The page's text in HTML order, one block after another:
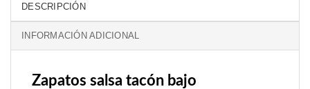
DESCRIPCIÓN
INFORMACIÓN ADICIONAL
Zapatos salsa tacón bajo